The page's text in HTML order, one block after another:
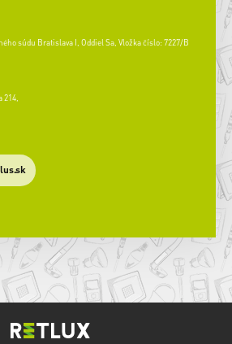
súdu Bratislava I, Oddiel Sa, Vložka číslo: 7227/B
214,